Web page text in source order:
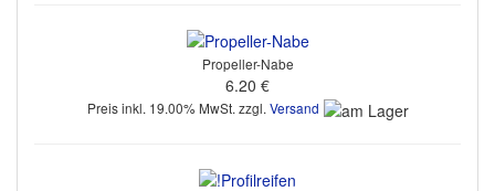
Propeller-Nabe
6.20 €
Preis inkl. 19.00% MwSt. zzgl. Versand